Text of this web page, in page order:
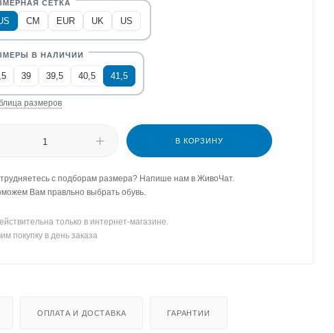
CM EUR UK US
39 39,5 40,5 41,5
размеров
В КОРЗИНУ
с подборам размера? Напише нам в ЖивоЧат.
Вам правльно выбрать обувь.
только в интернет-магазине.
покупку в день заказа
ОПЛАТА И ДОСТАВКА ГАРАНТИИ